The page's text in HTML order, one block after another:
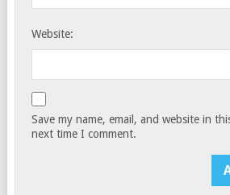
Website:
Save my name, email, and website in
next time I comment.